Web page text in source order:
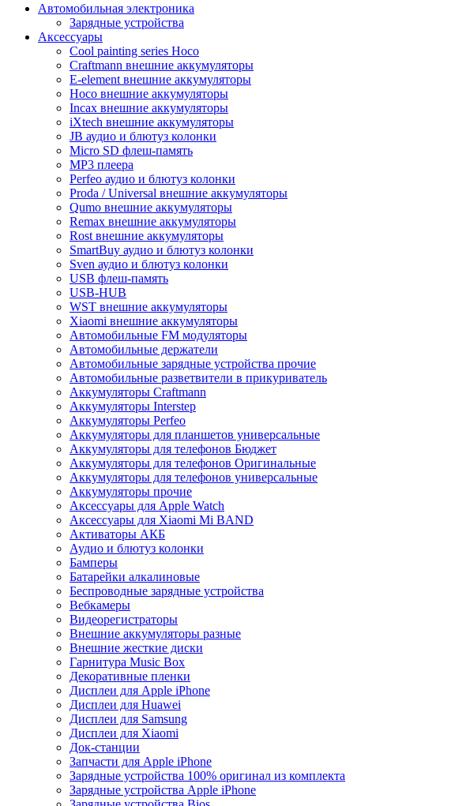
Автомобильная электроника
Зарядные устройства
Аксессуары
Cool painting series Hoco
Craftmann внешние аккумуляторы
E-element внешние аккумуляторы
Hoco внешние аккумуляторы
Incax внешние аккумуляторы
iXtech внешние аккумуляторы
JB аудио и блютуз колонки
Micro SD флеш-память
MP3 плеера
Perfeo аудио и блютуз колонки
Proda / Universal внешние аккумуляторы
Qumo внешние аккумуляторы
Remax внешние аккумуляторы
Rost внешние аккумуляторы
SmartBuy аудио и блютуз колонки
Sven аудио и блютуз колонки
USB флеш-память
USB-HUB
WST внешние аккумуляторы
Xiaomi внешние аккумуляторы
Автомобильные FM модуляторы
Автомобильные держатели
Автомобильные зарядные устройства прочие
Автомобильные разветвители в прикуриватель
Аккумуляторы Craftmann
Аккумуляторы Interstep
Аккумуляторы Perfeo
Аккумуляторы для планшетов универсальные
Аккумуляторы для телефонов Бюджет
Аккумуляторы для телефонов Оригинальные
Аккумуляторы для телефонов универсальные
Аккумуляторы прочие
Аксессуары для Apple Watch
Аксессуары для Xiaomi Mi BAND
Активаторы АКБ
Аудио и блютуз колонки
Бамперы
Батарейки алкалиновые
Беспроводные зарядные устройства
Вебкамеры
Видеорегистраторы
Внешние аккумуляторы разные
Внешние жесткие диски
Гарнитура Music Box
Декоративные пленки
Дисплеи для Apple iPhone
Дисплеи для Huawei
Дисплеи для Samsung
Дисплеи для Xiaomi
Док-станции
Запчасти для Apple iPhone
Зарядные устройства 100% оригинал из комплекта
Зарядные устройства Apple iPhone